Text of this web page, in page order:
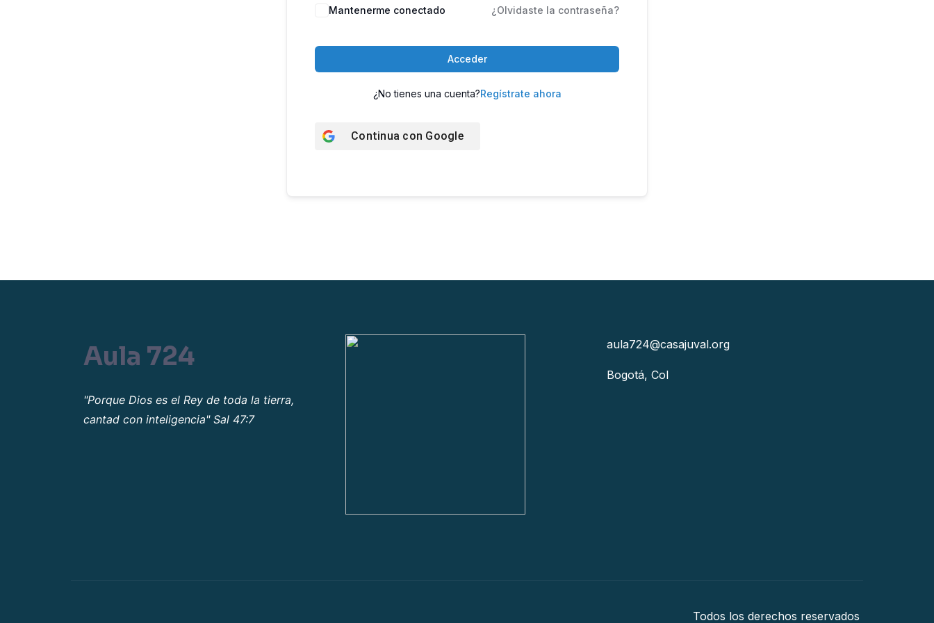
Mantenerme conectado ¿Olvidaste la contraseña?
Acceder
¿No tienes una cuenta?Regístrate ahora
Continua con Google
Aula 724
"Porque Dios es el Rey de toda la tierra,
cantad con inteligencia" Sal 47:7
aula724@casajuval.org
Bogotá, Col
Todos los derechos reservados